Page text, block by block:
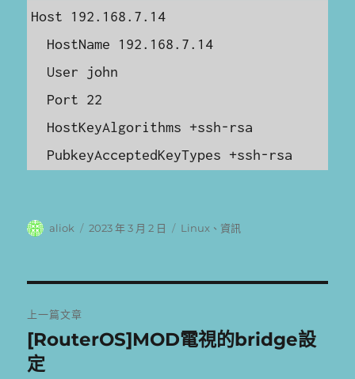
Host 192.168.7.14
  PubkeyAcceptedKeyTypes +ssh-rsa
作
aliok
發
2023 年 3 月 2 日
分
Linux 、資訊
章
導
上一篇文章
上
一
[RouterOS]MOD電視的bridge設
定